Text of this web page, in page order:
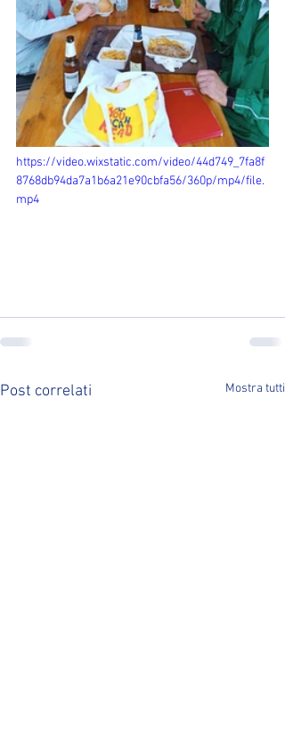
https://video.wixstatic.com/video/44d749_7fa8f
8768db94da7a1b6a21e90cbfa56/360p/mp4/file.
mp4
Post correlati Mostra tutti